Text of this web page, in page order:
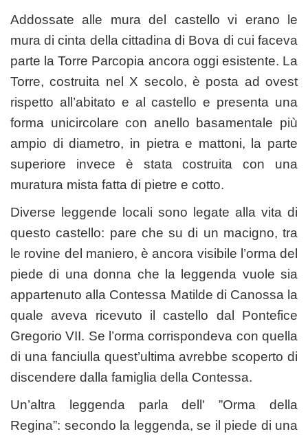
Addossate alle mura del castello vi erano le
mura di cinta della cittadina di Bova di cui faceva
parte la Torre Parcopia ancora oggi esistente. La
Torre, costruita nel X secolo, è posta ad ovest
rispetto all’abitato e al castello e presenta una
forma unicircolare con anello basamentale più
ampio di diametro, in pietra e mattoni, la parte
superiore invece è stata costruita con una
muratura mista fatta di pietre e cotto.
Diverse leggende locali sono legate alla vita di
questo castello: pare che su di un macigno, tra
le rovine del maniero, è ancora visibile l’orma del
piede di una donna che la leggenda vuole sia
appartenuto alla Contessa Matilde di Canossa la
quale aveva ricevuto il castello dal Pontefice
Gregorio VII. Se l’orma corrispondeva con quella
di una fanciulla quest’ultima avrebbe scoperto di
discendere dalla famiglia della Contessa.
Un’altra leggenda parla dell' ”Orma della
Regina”: secondo la leggenda, se il piede di una